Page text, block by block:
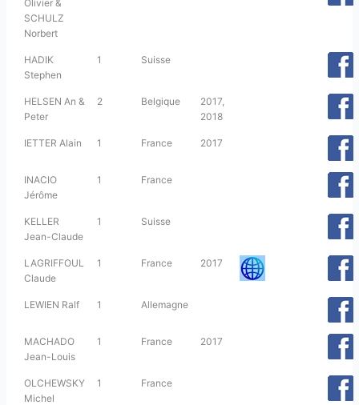
Olivier &
SCHULZ
Norbert
HADIK
Stephen
1 Suisse
HELSEN An &
Peter
2 Belgique
2017,
2018
IETTER Alain 1 France 2017
INACIO
Jérôme
1 France
KELLER
Jean-Claude
1 Suisse
LAGRIFFOUL
Claude
1 France 2017
LEWIEN Ralf 1 Allemagne
MACHADO
Jean-Louis
1 France 2017
OLCHEWSKY
Michel
1 France